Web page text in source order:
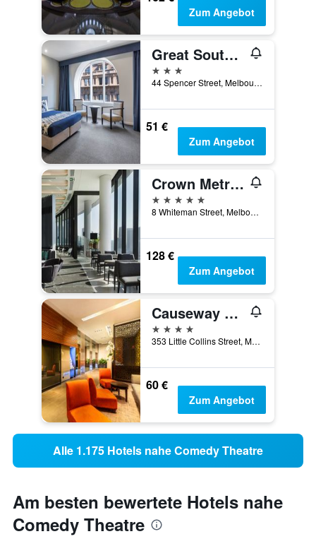
Zum Angebot
Great Southern Hotel Melbourne
3 Sterne
44 Spencer Street, Melbourne, VIC, Australien
51 €
Zum Angebot
Crown Metropol Melbourne
5 Sterne
8 Whiteman Street, Melbourne, VIC, Australien
128 €
Zum Angebot
Causeway 353 Hotel
4 Sterne
353 Little Collins Street, Melbourne, VIC, Australien
60 €
Zum Angebot
Alle 1.175 Hotels nahe Comedy Theatre
Am besten bewertete Hotels nahe
Comedy Theatre